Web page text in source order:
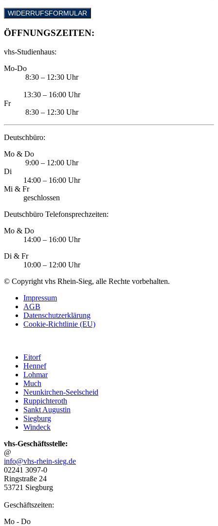
WIDERRUFSFORMULAR
ÖFFNUNGSZEITEN:
vhs-Studienhaus:
Mo-Do
8:30 – 12:30 Uhr
13:30 – 16:00 Uhr
Fr
8:30 – 12:30 Uhr
Deutschbüro:
Mo & Do
9:00 – 12:00 Uhr
Di
14:00 – 16:00 Uhr
Mi & Fr
geschlossen
Deutschbüro Telefonsprechzeiten:
Mo & Do
14:00 – 16:00 Uhr
Di & Fr
10:00 – 12:00 Uhr
© Copyright vhs Rhein-Sieg, alle Rechte vorbehalten.
Impressum
AGB
Datenschutzerklärung
Cookie-Richtlinie (EU)
Eitorf
Hennef
Lohmar
Much
Neunkirchen-Seelscheid
Ruppichteroth
Sankt Augustin
Siegburg
Windeck
vhs-Geschäftsstelle:
@
info@vhs-rhein-sieg.de
02241 3097-0
Ringstraße 24
53721 Siegburg
Geschäftszeiten:
Mo - Do